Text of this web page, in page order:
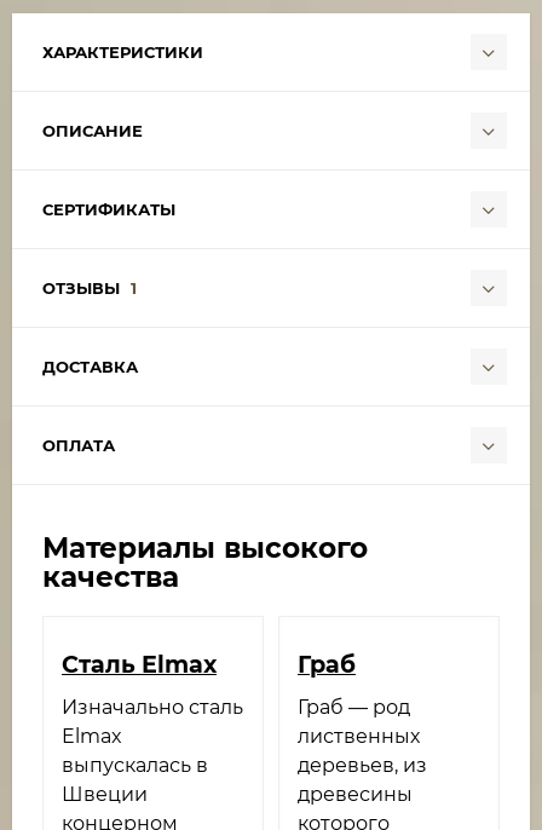
ХАРАКТЕРИСТИКИ
ОПИСАНИЕ
СЕРТИФИКАТЫ
ОТЗЫВЫ 1
ДОСТАВКА
ОПЛАТА
Материалы высокого
качества
Сталь Elmax
Изначально сталь
Elmax
выпускалась в
Швеции
концерном
Граб
Граб — род
лиственных
деревьев, из
древесины
которого